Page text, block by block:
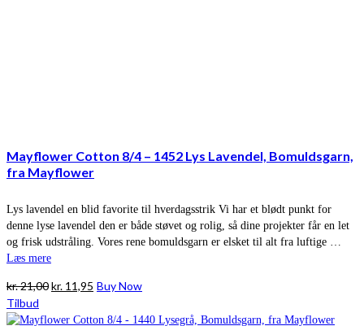
Mayflower Cotton 8/4 – 1452 Lys Lavendel, Bomuldsgarn,
fra Mayflower
Lys lavendel en blid favorite til hverdagsstrik Vi har et blødt punkt for
denne lyse lavendel den er både støvet og rolig, så dine projekter får en let
og frisk udstråling. Vores rene bomuldsgarn er elsket til alt fra luftige …
Læs mere
kr.21,00Den
pris
kr. 11,95 Den
pris
Buy Now
Tilbud